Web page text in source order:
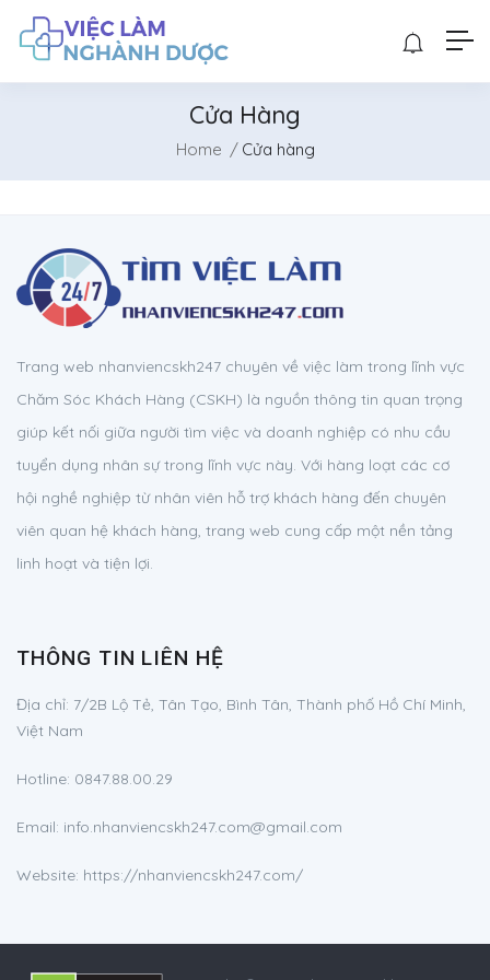
Cửa Hàng
Home Cửa hàng
Trang web nhanviencskh247 chuyên về việc làm trong lĩnh vực
Chăm Sóc Khách Hàng (CSKH) là nguồn thông tin quan trọng
giúp kết nối giữa người tìm việc và doanh nghiệp có nhu cầu
tuyển dụng nhân sự trong lĩnh vực này. Với hàng loạt các cơ
hội nghề nghiệp từ nhân viên hỗ trợ khách hàng đến chuyên
viên quan hệ khách hàng, trang web cung cấp một nền tảng
linh hoạt và tiện lợi.
THÔNG TIN LIÊN HỆ
Địa chỉ: 7/2B Lộ Tẻ, Tân Tạo, Bình Tân, Thành phố Hồ Chí Minh,
Việt Nam
Hotline: 0847.88.00.29
Email: info.nhanviencskh247.com@gmail.com
Website: https://nhanviencskh247.com/